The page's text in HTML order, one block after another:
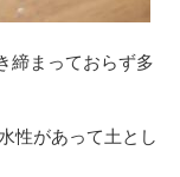
締まっておらず多
性があって土とし